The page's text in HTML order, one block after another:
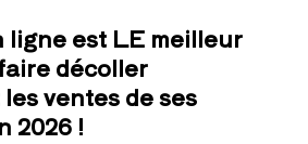
ligne est LE meilleur
décoller
ventes de ses
2026 !